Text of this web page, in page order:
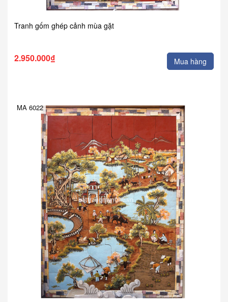
Tranh gốm ghép cảnh mùa gặt
2.950.000₫ Mua hàng
MA 6022